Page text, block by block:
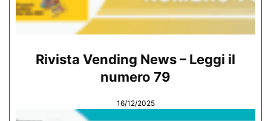
Rivista Vending News – Leggi il
numero 79
16/12/2025